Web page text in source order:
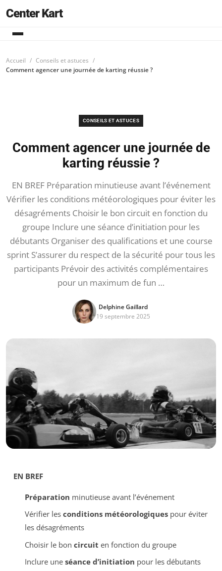
Center Kart
Accueil
Conseils et astuces
Comment agencer une journée de karting réussie ?
CONSEILS ET ASTUCES
Comment agencer une journée de
karting réussie ?
EN BREF Préparation minutieuse avant l’événement
Vérifier les conditions météorologiques pour éviter les
désagréments Choisir le bon circuit en fonction du
groupe Inclure une séance d’initiation pour les
débutants Organiser des qualifications et une course
sprint S’assurer du respect de la sécurité pour tous les
participants Prévoir des activités complémentaires
pour un maximum de fun …
Delphine Gaillard
19 septembre 2025
EN BREF
Préparation minutieuse avant l’événement
Vérifier les conditions météorologiquespour éviter
les désagréments
Choisir le bon circuit en fonction du groupe
Inclure une séance d’initiation pour les débutants